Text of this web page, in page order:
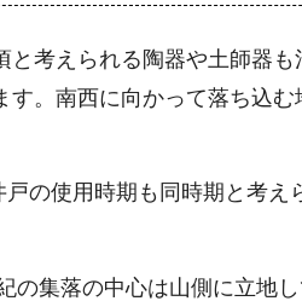
考えられる陶器や土師器
。南西に向かって落ち込
の使用時期も同時期と考
集落の中心は山側に立地